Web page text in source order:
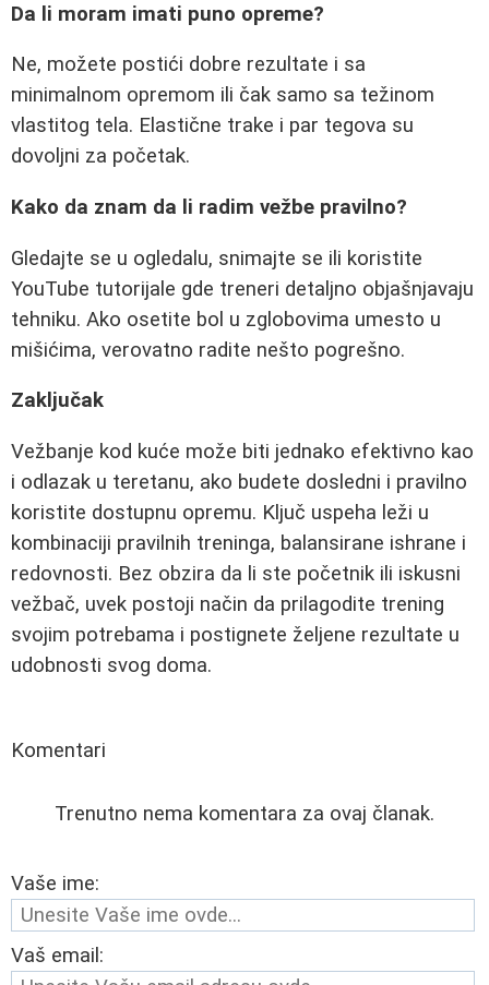
Da li moram imati puno opreme?
Ne, možete postići dobre rezultate i sa
minimalnom opremom ili čak samo sa težinom
vlastitog tela. Elastične trake i par tegova su
dovoljni za početak.
Kako da znam da li radim vežbe pravilno?
Gledajte se u ogledalu, snimajte se ili koristite
YouTube tutorijale gde treneri detaljno objašnjavaju
tehniku. Ako osetite bol u zglobovima umesto u
mišićima, verovatno radite nešto pogrešno.
Zaključak
Vežbanje kod kuće može biti jednako efektivno kao
i odlazak u teretanu, ako budete dosledni i pravilno
koristite dostupnu opremu. Ključ uspeha leži u
kombinaciji pravilnih treninga, balansirane ishrane i
redovnosti. Bez obzira da li ste početnik ili iskusni
vežbač, uvek postoji način da prilagodite trening
svojim potrebama i postignete željene rezultate u
udobnosti svog doma.
Komentari
Trenutno nema komentara za ovaj članak.
Vaše ime:
Vaš email: